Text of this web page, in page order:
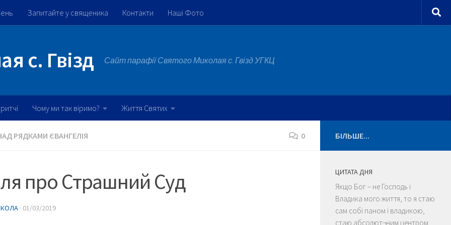
Запитайте у священика Контакти Наші Фото
с. Гвізд Сайт парафії Святого Миколая с. Гвізд УГКЦ
Чому ми так віримо? Життя Святих
РЯДКАМИ ЄВАНГЕЛІЯ 0
про Страшний Суд
· 01/03/2019
БІЛЬШЕ...
ЦИТАТА ДНЯ
Якщо Бог – не Господь і
Владика мого життя, то я стаю
сам собі паном і владикою,
стаю абсолют¬ним центром